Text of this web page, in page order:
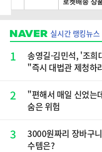
실시간 랭킹뉴스
1
송영길·김민석, '조
"즉시 대법관 제청하
2
"편해서 매일 신었는
숨은 위험
3
3000원짜리 장바구
수템은?